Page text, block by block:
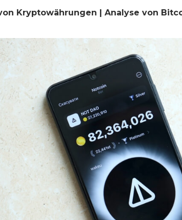
Kryptowährungen | Analyse von